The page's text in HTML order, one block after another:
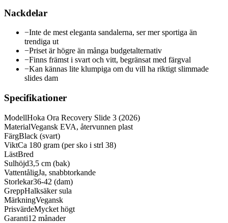
Nackdelar
−Inte de mest eleganta sandalerna, ser mer sportiga än
trendiga ut
−Priset är högre än många budgetalternativ
−Finns främst i svart och vitt, begränsat med färgval
−Kan kännas lite klumpiga om du vill ha riktigt slimmade
slides dam
Specifikationer
ModellHoka Ora Recovery Slide 3 (2026)
MaterialVegansk EVA, återvunnen plast
FärgBlack (svart)
ViktCa 180 gram (per sko i strl 38)
LästBred
Sulhöjd3,5 cm (bak)
VattentåligJa, snabbtorkande
Storlekar36-42 (dam)
GreppHalksäker sula
MärkningVegansk
PrisvärdeMycket högt
Garanti12 månader